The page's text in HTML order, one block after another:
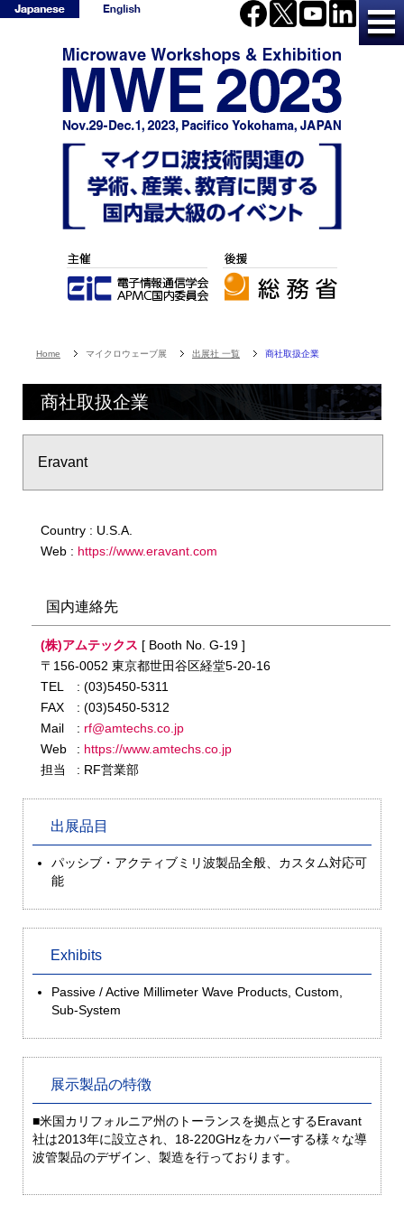
Home マイクロウェーブ展 出展社 一覧 商社取扱企業
商社取扱企業
Eravant
Country : U.S.A.
Web : https://www.eravant.com
国内連絡先
(株)アムテックス [ Booth No. G-19 ]
〒156-0052 東京都世田谷区経堂5-20-16
TEL
: (03)5450-5311
FAX
: (03)5450-5312
Mail
: rf@amtechs.co.jp
Web
: https://www.amtechs.co.jp
担当
: RF営業部
出展品目
パッシブ・アクティブミリ波製品全般、カスタム対応可
能
Exhibits
Passive / Active Millimeter Wave Products, Custom,
Sub-System
展示製品の特徴
■米国カリフォルニア州のトーランスを拠点とするEravant
社は2013年に設立され、18-220GHzをカバーする様々な導
波管製品のデザイン、製造を行っております。